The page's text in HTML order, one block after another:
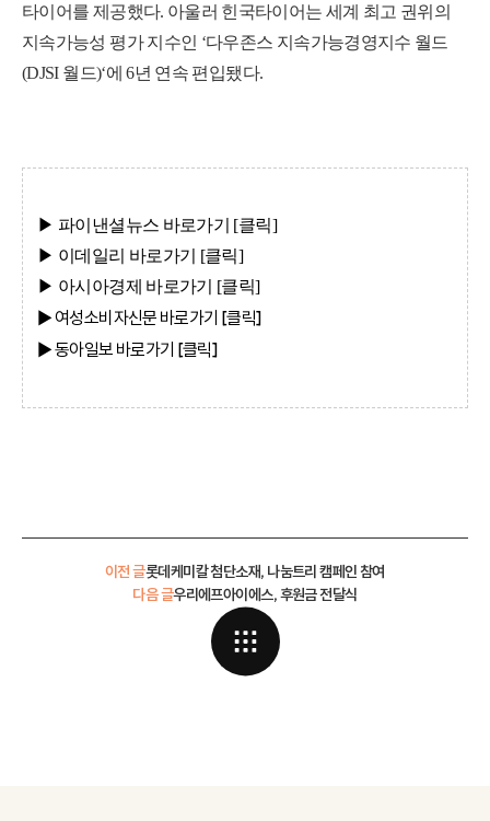
타이어를 제공했다. 아울러 힌국타이어는 세계 최고 권위의
지속가능성 평가 지수인 ‘다우존스 지속가능경영지수 월드
(DJSI 월드)‘에 6년 연속 편입됐다.
▶ 파이낸셜뉴스 바로가기 [클릭]
▶ 이데일리 바로가기 [클릭]
▶ 아시아경제 바로가기 [클릭]
▶ 여성소비자신문 바로가기 [클릭]
▶ 동아일보 바로가기 [클릭]
이전 글롯데케미칼 첨단소재, 나눔트리 캠페인 참여
우리에프아이에스, 후원금 전달식
다음 글